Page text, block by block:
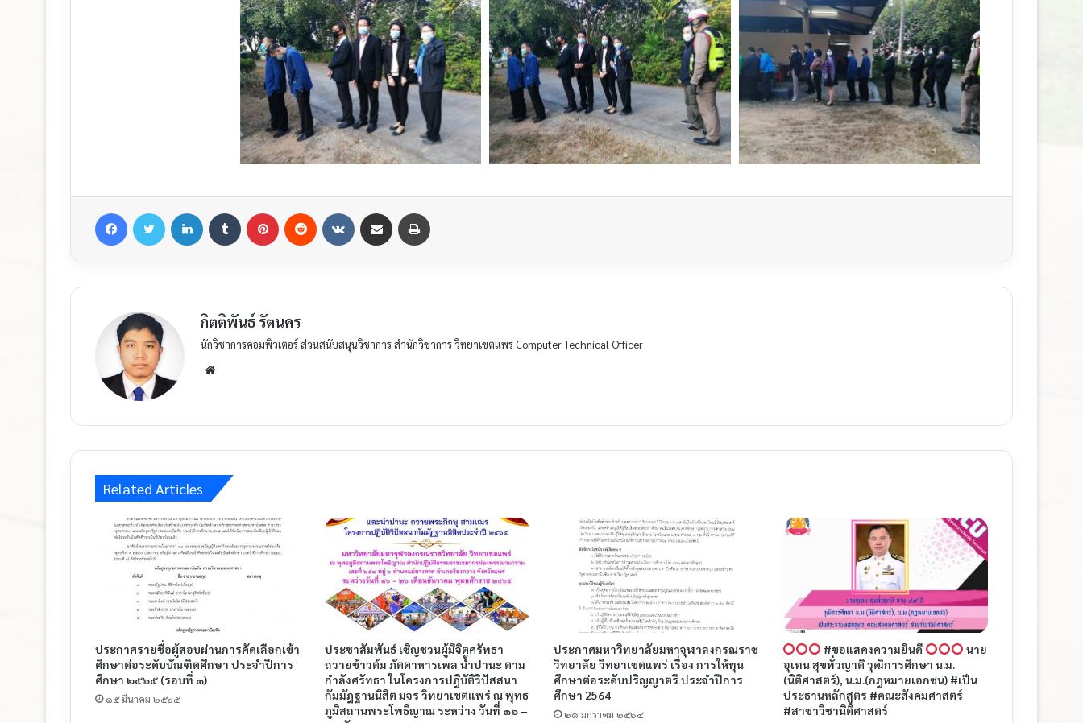
กิตติพันธ์ รัตนคร
นักวิชาการคอมพิวเตอร์ ส่วนสนับสนุนวิชาการ สำนักวิชาการ วิทยาเขตแพร่ Computer Technical Officer
Related Articles
ประกาศรายชื่อผู้สอบผ่านการคัดเลือกเข้า
ศึกษาต่อระดับบัณฑิตศึกษา ประจำปีการ
ศึกษา ๒๕๖๕ (รอบที่ ๑)
๑๕ มีนาคม ๒๕๖๕
ประชาสัมพันธ์ เชิญชวนผู้มีจิตศรัทธา
ถวายข้าวต้ม ภัตตาหารเพล น้ำปานะ ตาม
กำลังศรัทธา ในโครงการปฎิบัติวิปัสสนา
กัมมัฎฐานนิสิต มจร วิทยาเขตแพร่ ณ พุทธ
ภูมิสถานพระโพธิญาณ ระหว่าง วันที่ ๑๖ –
ประกาศมหาวิทยาลัยมหาจุฬาลงกรณราช
วิทยาลัย วิทยาเขตแพร่ เรื่อง การให้ทุน
ศึกษาต่อระดับปริญญาตรี ประจำปีการ
ศึกษา 2564
๒๑ มกราคม ๒๕๖๔
#ขอแสคงความยินดี
นาย
อุเทน สุขทั่วญาติ วุฒิการศึกษา น.ม.
(นิติศาสตร์), น.ม.(กฎหมายเอกชน) #เป็น
ประธานหลักสูตร #คณะสังคมศาสตร์
#สาขาวิชานิติศาสตร์